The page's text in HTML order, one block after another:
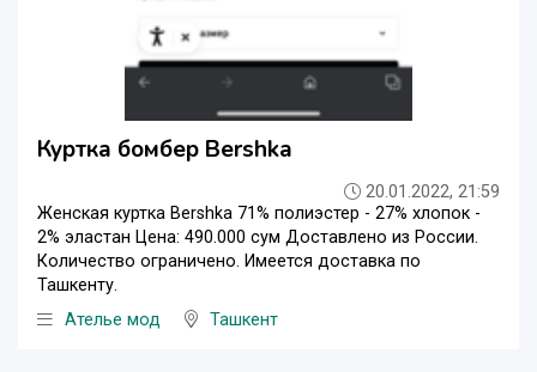
Куртка бомбер Bershka
20.01.2022, 21:59
Женская куртка Bershka 71% полиэстер - 27% хлопок -
2% эластан Цена: 490.000 сум Доставлено из России.
Количество ограничено. Имеется доставка по
Ташкенту.
Ателье мод
Ташкент